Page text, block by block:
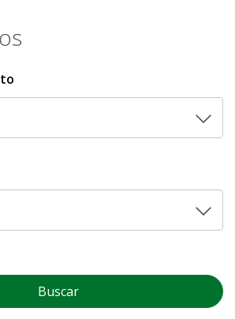
legislativas na CLDF podem
Buscar